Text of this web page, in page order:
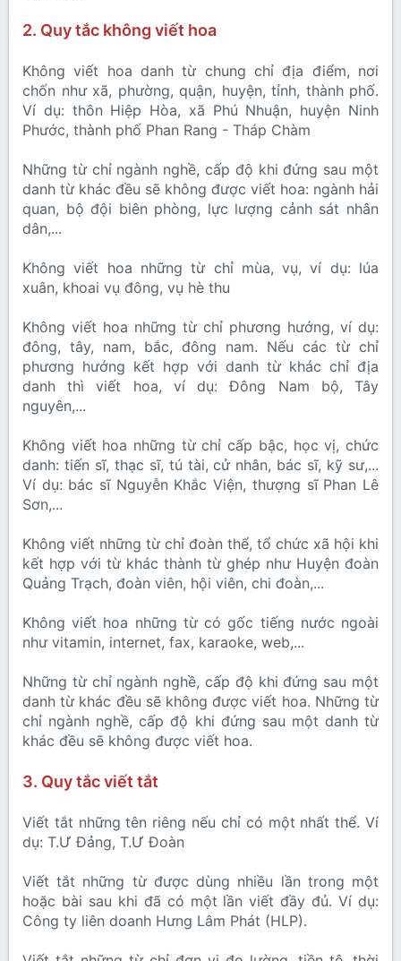
2. Quy tắc không viết hoa
Không viết hoa danh từ chung chỉ địa điểm, nơi
chốn như xã, phường, quận, huyện, tỉnh, thành phố.
Ví dụ: thôn Hiệp Hòa, xã Phú Nhuận, huyện Ninh
Phước, thành phố Phan Rang - Tháp Chàm
Những từ chỉ ngành nghề, cấp độ khi đứng sau một
danh từ khác đều sẽ không được viết hoa: ngành hải
quan, bộ đội biên phòng, lực lượng cảnh sát nhân
dân,...
Không viết hoa những từ chỉ mùa, vụ, ví dụ: lúa
xuân, khoai vụ đông, vụ hè thu
Không viết hoa những từ chỉ phương hướng, ví dụ:
đông, tây, nam, bắc, đông nam. Nếu các từ chỉ
phương hướng kết hợp với danh từ khác chỉ địa
danh thì viết hoa, ví dụ: Đông Nam bộ, Tây
nguyên,...
Không viết hoa những từ chỉ cấp bậc, học vị, chức
danh: tiến sĩ, thạc sĩ, tú tài, cử nhân, bác sĩ, kỹ sư,...
Ví dụ: bác sĩ Nguyễn Khắc Viện, thượng sĩ Phan Lê
Sơn,...
Không viết những từ chỉ đoàn thể, tổ chức xã hội khi
kết hợp với từ khác thành từ ghép như Huyện đoàn
Quảng Trạch, đoàn viên, hội viên, chi đoàn,...
Không viết hoa những từ có gốc tiếng nước ngoài
như vitamin, internet, fax, karaoke, web,...
Những từ chỉ ngành nghề, cấp độ khi đứng sau một
danh từ khác đều sẽ không được viết hoa. Những từ
chỉ ngành nghề, cấp độ khi đứng sau một danh từ
khác đều sẽ không được viết hoa.
3. Quy tắc viết tắt
Viết tắt những tên riêng nếu chỉ có một nhất thể. Ví
dụ: T.Ư Đảng, T.Ư Đoàn
Viết tắt những từ được dùng nhiều lần trong một
hoặc bài sau khi đã có một lần viết đầy đủ. Ví dụ:
Công ty liên doanh Hưng Lâm Phát (HLP).